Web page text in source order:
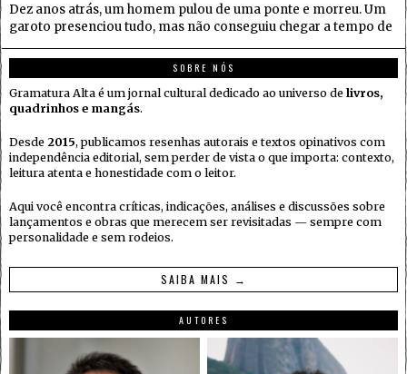
Dez anos atrás, um homem pulou de uma ponte e morreu. Um
garoto presenciou tudo, mas não conseguiu chegar a tempo de
SOBRE NÓS
Gramatura Alta é um jornal cultural dedicado ao universo de livros,
quadrinhos e mangás.
Desde 2015, publicamos resenhas autorais e textos opinativos com
independência editorial, sem perder de vista o que importa: contexto,
leitura atenta e honestidade com o leitor.
Aqui você encontra críticas, indicações, análises e discussões sobre
lançamentos e obras que merecem ser revisitadas — sempre com
personalidade e sem rodeios.
SAIBA MAIS →
AUTORES